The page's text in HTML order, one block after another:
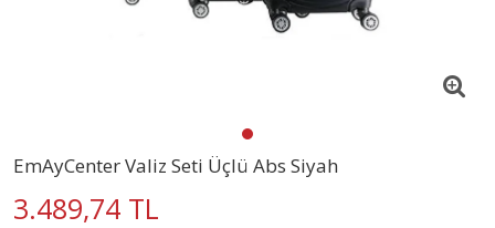
EmAyCenter Valiz Seti Üçlü Abs Siyah
3.489,74 TL